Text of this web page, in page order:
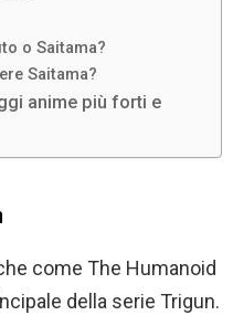
o Saitama?
Saitama?
anime più forti e
come The Humanoid
della serie Trigun.